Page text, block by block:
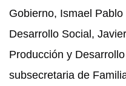
Gobierno, Ismael
Desarrollo Social,
Producción y
subsecretaria de